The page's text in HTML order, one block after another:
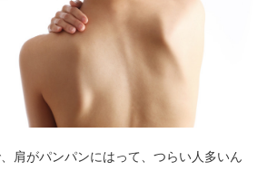
肩がパンパンにはって、つらい人多いん